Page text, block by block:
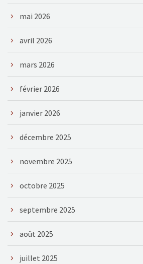
mai 2026
avril 2026
mars 2026
février 2026
janvier 2026
décembre 2025
novembre 2025
octobre 2025
septembre 2025
août 2025
juillet 2025